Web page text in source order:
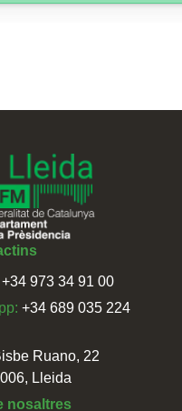
+34 973 34 91 00
+34 689 035 224
Ruano, 22
Lleida
nosaltres